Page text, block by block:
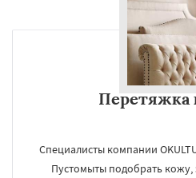
Перетяжка
Специалисты компании
Пустомыты подобрать кожу,